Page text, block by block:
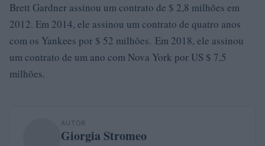
Brett Gardner assinou um contrato de $ 2,8 milhões em
2012. Em 2014, ele assinou um contrato de quatro anos
com os Yankees por $ 52 milhões. Em 2018, ele assinou
um contrato de um ano com Nova York por US $ 7,5
milhões.
AUTOR
Giorgia Stromeo